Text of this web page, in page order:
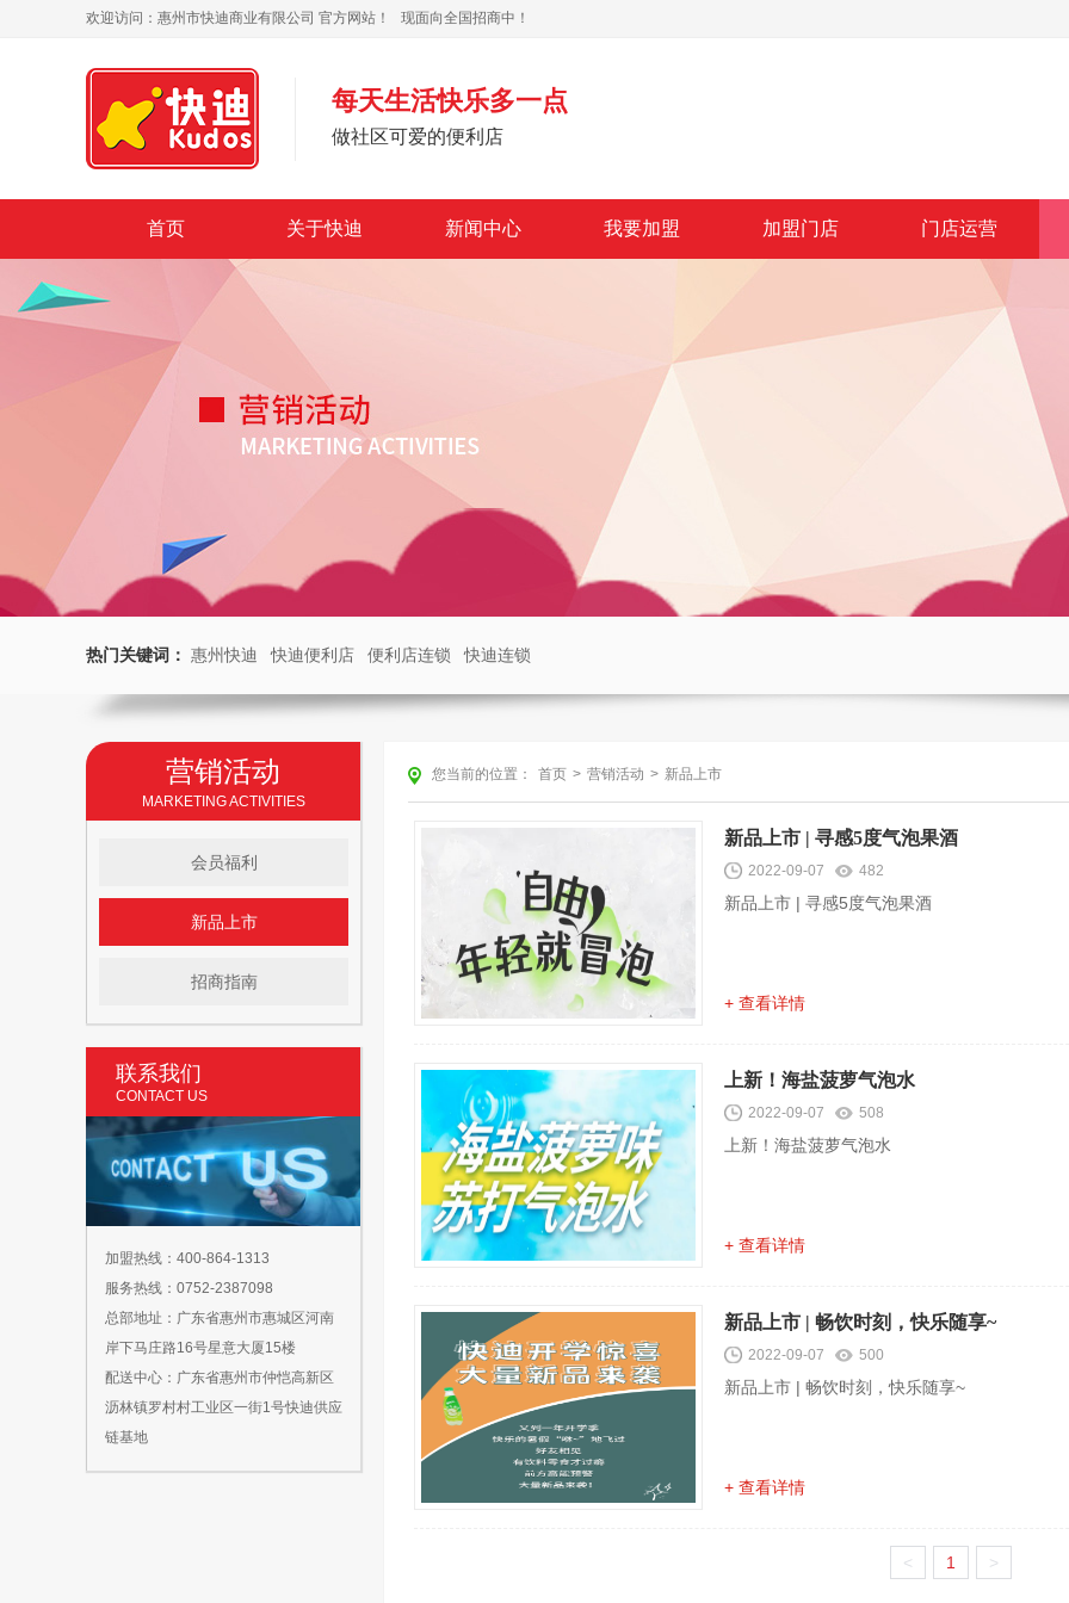
欢迎访问： 惠州市快迪商业有限公司 官方网站！ 现面向全国招商中！
每天生活快乐多一点
做社区可爱的便利店
首页 关于快迪 新闻中心 我要加盟 加盟门店 门店运营
热门关键词： 惠州快迪 快迪便利店 便利店连锁 快迪连锁
营销活动
MARKETING ACTIVITIES
会员福利
新品上市
招商指南
联系我们
CONTACT US
加盟热线：400-864-1313
服务热线：0752-2387098
总部地址：广东省惠州市惠城区河南
岸下马庄路16号星意大厦15楼
配送中心：广东省惠州市仲恺高新区
沥林镇罗村村工业区一街1号快迪供应
链基地
您当前的位置： 首页 > 营销活动 > 新品上市
新品上市 | 寻感5度气泡果酒
2022-09-07 482
新品上市 | 寻感5度气泡果酒
+ 查看详情
上新！海盐菠萝气泡水
2022-09-07 508
上新！海盐菠萝气泡水
+ 查看详情
新品上市 | 畅饮时刻，快乐随享~
2022-09-07 500
新品上市 | 畅饮时刻，快乐随享~
+ 查看详情
< 1 >